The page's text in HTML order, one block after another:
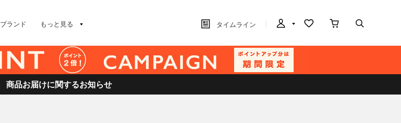
ブランド もっと見る タイムライン
商品お届けに関するお知らせ